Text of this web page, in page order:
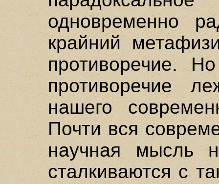
одновременно
крайний
противоречие.
противоречие
нашего
Почти вся
научная мысль
сталкиваются с